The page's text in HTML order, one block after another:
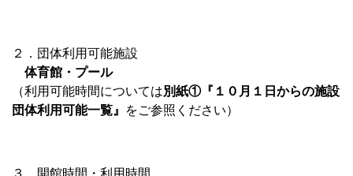
２．団体利用可能施設
体育館・プール
（利用可能時間については別紙①『１０月１日からの施設
団体利用可能一覧』
をご参照ください）